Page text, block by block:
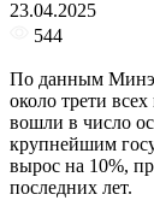
23.04.2025
544
По данным
около трети
вошли в число
крупнейшим
вырос на 10%,
последних лет.